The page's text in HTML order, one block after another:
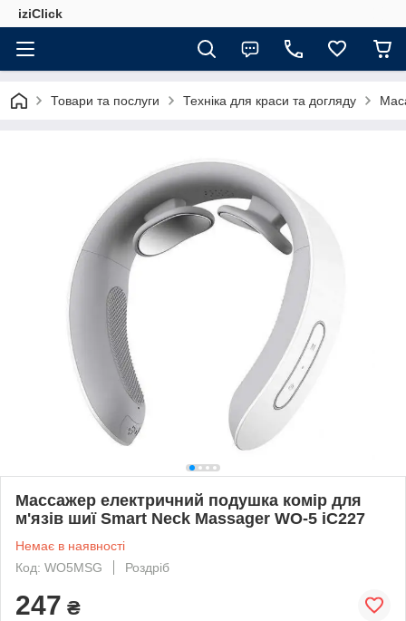
iziClick
Товари та послуги Техніка для краси та догляду
Массажер електричний подушка комір для
м'язів шиї Smart Neck Massager WO-5 iC227
Немає в наявності
Код: WO5MSG
Роздріб
247 ₴